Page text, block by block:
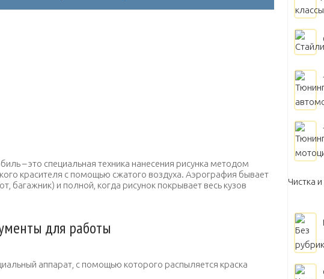
– это специальная техника нанесения рисунка методом
красителя с помощью сжатого воздуха. Аэрография бывает
багажник) и полной, когда рисунок покрывает весь кузов
для работы
аппарат, с помощью которого распыляется краска
Чистка